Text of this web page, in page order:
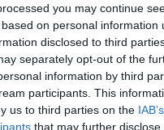
you may continue
on personal information
disclosed to third
separately opt-out of the
information by third
participants. This
us to third parties on the
that may further